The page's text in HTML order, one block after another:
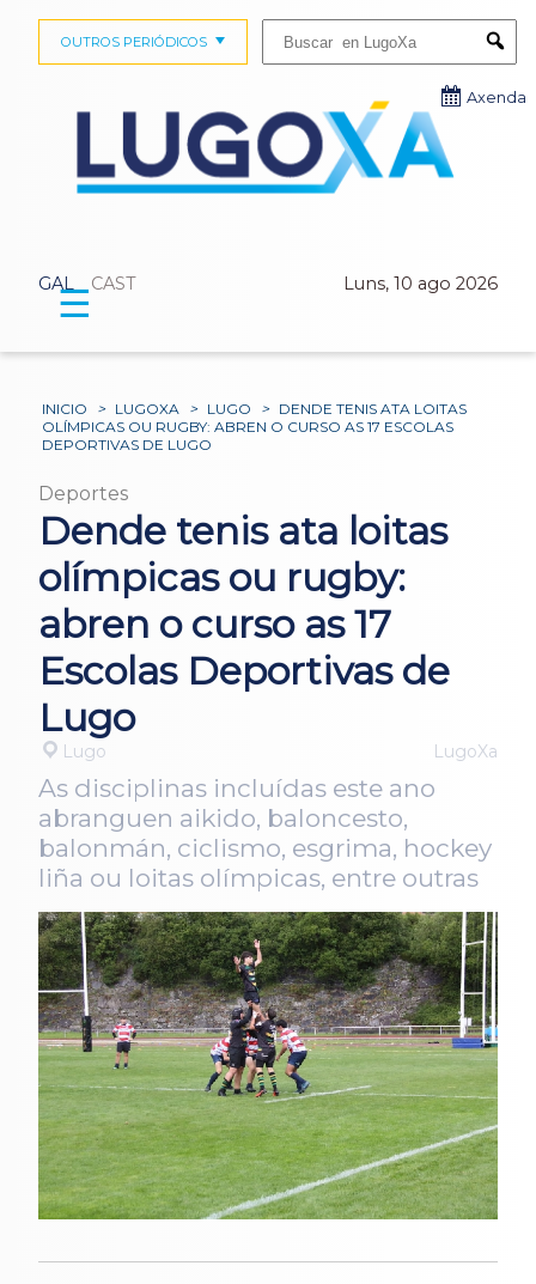
GAL CAST Luns, 10 ago 2026
OUTROS PERIÓDICOS
Axenda
☰
INICIO > LUGOXA > LUGO > DENDE TENIS ATA LOITAS
OLÍMPICAS OU RUGBY: ABREN O CURSO AS 17 ESCOLAS
DEPORTIVAS DE LUGO
Deportes
Dende tenis ata loitas
olímpicas ou rugby:
abren o curso as 17
Escolas Deportivas de
Lugo
Lugo LugoXa
As disciplinas incluídas este ano
abranguen aikido, baloncesto,
balonmán, ciclismo, esgrima, hockey
liña ou loitas olímpicas, entre outras